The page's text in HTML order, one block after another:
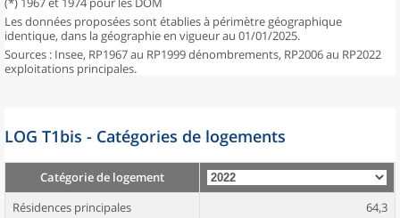
Les données proposées sont établies à périmètre géographique
identique, dans la géographie en vigueur au 01/01/2025.
Sources : Insee, RP1967 au RP1999 dénombrements, RP2006 au RP2022
exploitations principales.
LOG T1bis - Catégories de logements
Catégorie de logement
Résidences principales
64,3